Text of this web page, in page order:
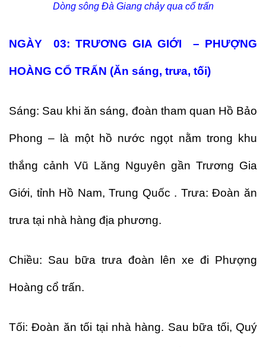
Dòng sông Đà Giang chảy qua cổ trấn
NGÀY 03: TRƯƠNG GIA GIỚI – PHƯỢNG
HOÀNG CỔ TRẤN (Ăn sáng, trưa, tối)
Sáng: Sau khi ăn sáng, đoàn tham quan Hồ Bảo
Phong – là một hồ nước ngọt nằm trong khu
thắng cảnh Vũ Lăng Nguyên gần Trương Gia
Giới, tỉnh Hồ Nam, Trung Quốc . Trưa: Đoàn ăn
trưa tại nhà hàng địa phương.
Chiều: Sau bữa trưa đoàn lên xe đi Phượng
Hoàng cổ trấn.
Tối: Đoàn ăn tối tại nhà hàng. Sau bữa tối, Quý